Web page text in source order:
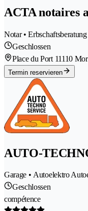
ACTA notaires
Notar •
Geschlossen
Place du Port 11110
Termin reservieren
AUTO-
Garage • Autoelektro
Geschlossen
compétence